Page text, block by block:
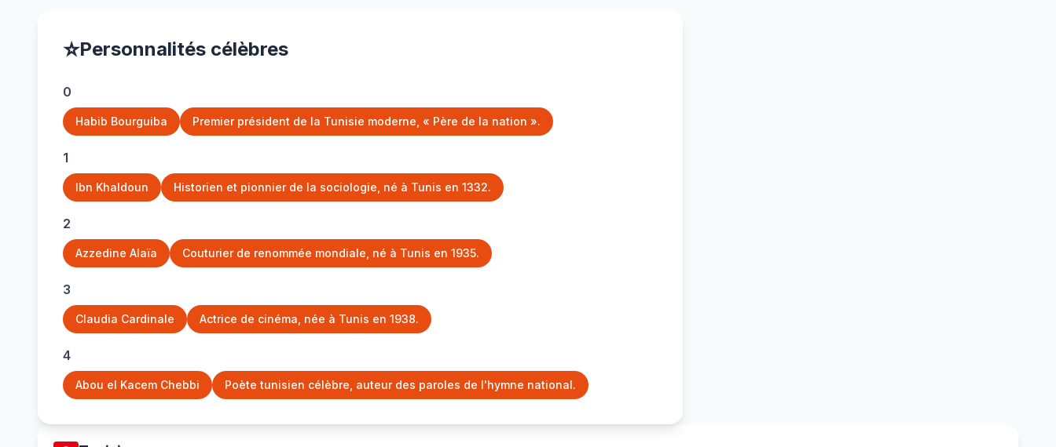
⭐Personnalités célèbres
0
Habib Bourguiba Premier président de la Tunisie moderne, « Père de la nation ».
1
Ibn Khaldoun Historien et pionnier de la sociologie, né à Tunis en 1332.
2
Azzedine Alaïa Couturier de renommée mondiale, né à Tunis en 1935.
3
Claudia Cardinale Actrice de cinéma, née à Tunis en 1938.
4
Abou el Kacem Chebbi Poète tunisien célèbre, auteur des paroles de l'hymne national.